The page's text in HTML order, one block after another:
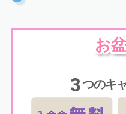
お
3つのキ